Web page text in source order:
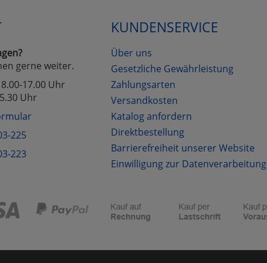
gerne weiter.
17.00 Uhr
Uhr
225
223
KUNDENSERVICE
Über uns
Gesetzliche Gewährleistung
Zahlungsarten
Versandkosten
Katalog anfordern
Direktbestellung
Barrierefreiheit unserer Website
Einwilligung zur Datenverarbeitung